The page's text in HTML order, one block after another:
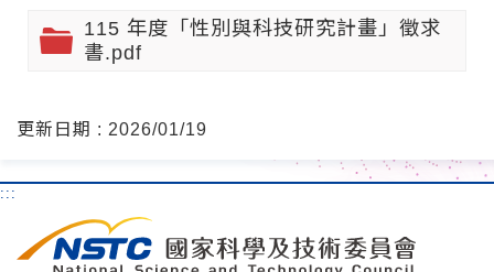
115 年度「性別與科技研究計畫」徵求
書.pdf
更新日期 : 2026/01/19
:::